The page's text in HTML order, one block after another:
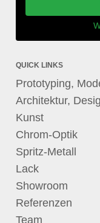
QUICK LINKS
Prototyping,
Architektur,
Kunst
Chrom-Optik
Spritz-Metall
Lack
Showroom
Referenzen
Team